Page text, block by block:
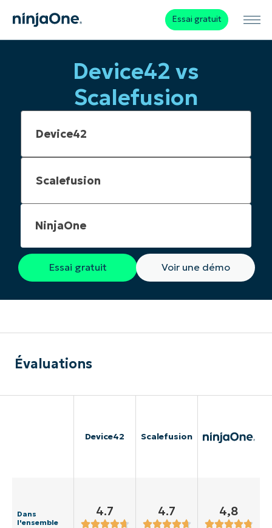
Essai gratuit
Device42 vs
Scalefusion
NinjaOne
Essai gratuit Voir une démo
Évaluations
Device42 Scalefusion
Dans
l'ensemble
4.7 4.7 4,8